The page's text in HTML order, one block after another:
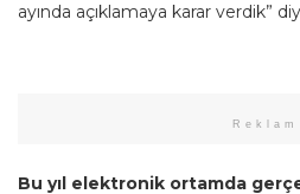
ayında açıklamaya karar verdik”
Reklam
Bu yıl elektronik ortamda